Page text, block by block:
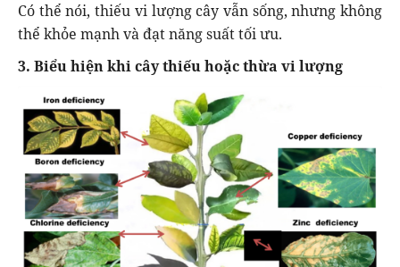
Có thể nói, thiếu vi lượng cây vẫn sống, nhưng không
thể khỏe mạnh và đạt năng suất tối ưu.
3. Biểu hiện khi cây thiếu hoặc thừa vi lượng